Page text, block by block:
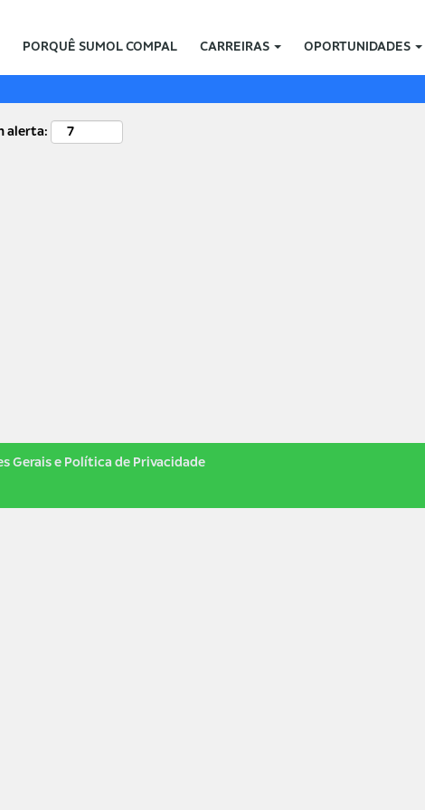
PORQUÊ SUMOL COMPAL CARREIRAS OPORTUNIDADES
alerta:
Gerais e Política de Privacidade